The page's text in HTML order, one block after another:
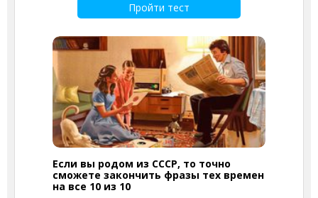
Пройти тест
Если вы родом из СССР, то точно
сможете закончить фразы тех времен
на все 10 из 10